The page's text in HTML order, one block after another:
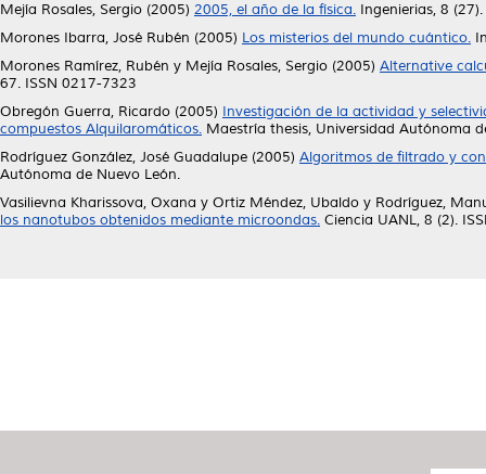
Mejía Rosales, Sergio (2005) 2005, el año de la física. Ingenierias, 8
Morones Ibarra, José Rubén (2005) Los misterios del mundo cuántico.
Morones Ramírez, Rubén y Mejía Rosales, Sergio (2005) Alternative
67. ISSN 0217-7323
Obregón Guerra, Ricardo (2005) Investigación de la actividad y
compuestos Alquilaromáticos. Maestría thesis, Universidad Autónoma
Rodríguez González, José Guadalupe (2005) Algoritmos de filtrado y
Autónoma de Nuevo León.
Vasilievna Kharissova, Oxana y Ortiz Méndez, Ubaldo y Rodríguez,
los nanotubos obtenidos mediante microondas. Ciencia UANL, 8 (2).